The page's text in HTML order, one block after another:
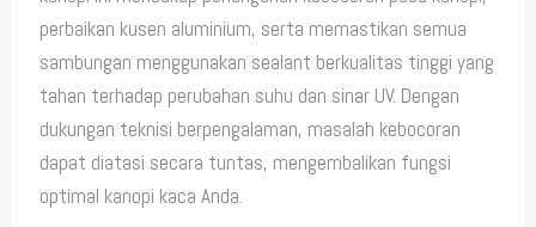
perbaikan kusen aluminium, serta memastikan semua
sambungan menggunakan sealant berkualitas tinggi yang
tahan terhadap perubahan suhu dan sinar UV. Dengan
dukungan teknisi berpengalaman, masalah kebocoran
dapat diatasi secara tuntas, mengembalikan fungsi
optimal kanopi kaca Anda.